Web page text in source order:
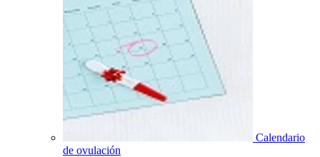
Calendario
de ovulación